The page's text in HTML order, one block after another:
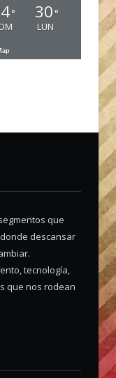
° 30 °
LUN
que
descansar
tecnología,
que nos rodean